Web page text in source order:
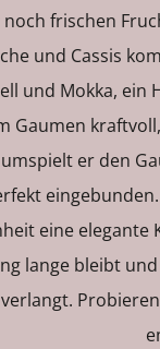
frischen
und Cassis
und Mokka, ein
Gaumen
er den
eine elegante
lange bleibt